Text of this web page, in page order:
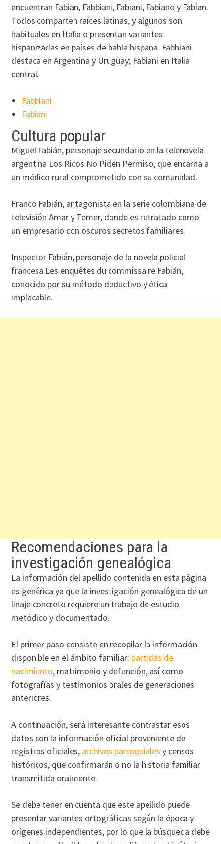
encuentran Fabian, Fabbiani, Fabiani, Fabiano y Fabían.
Todos comparten raíces latinas, y algunos son
habituales en Italia o presentan variantes
hispanizadas en países de habla hispana. Fabbiani
destaca en Argentina y Uruguay; Fabiani en Italia
central.
Fabbiani
Fabiani
Cultura popular
Miguel Fabián, personaje secundario en la telenovela
argentina Los Ricos No Piden Permiso, que encarna a
un médico rural comprometido con su comunidad.
Franco Fabián, antagonista en la serie colombiana de
televisión Amar y Temer, donde es retratado como
un empresario con oscuros secretos familiares.
Inspector Fabián, personaje de la novela policial
francesa Les enquêtes du commissaire Fabián,
conocido por su método deductivo y ética
implacable.
Recomendaciones para la
investigación genealógica
La información del apellido contenida en esta página
es genérica ya que la investigación genealógica de un
linaje concreto requiere un trabajo de estudio
metódico y documentado.
El primer paso consiste en recopilar la información
disponible en el ámbito familiar: partidas de
nacimiento, matrimonio y defunción, así como
fotografías y testimonios orales de generaciones
anteriores.
A continuación, será interesante contrastar esos
datos con la información oficial proveniente de
registros oficiales, archivos parroquiales y censos
históricos, que confirmarán o no la historia familiar
transmitida oralmente.
Se debe tener en cuenta que este apellido puede
presentar variantes ortográficas según la época y
orígenes independientes, por lo que la búsqueda debe